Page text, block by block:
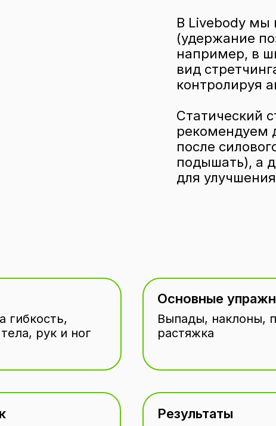
В Livebody мы
(удержание
например, в
вид
контролируя
Статический
рекомендуем
после
подышать), а
для
Основные
гибкость,
рук и ног
Выпады, наклоны,
растяжка
Результаты